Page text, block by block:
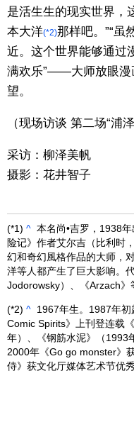
是活生生的现实世界，
本大洋(*2)那样吧。”“虽
近。这个世界能够通过
满欢乐”——大师放眼漫
望。
（现场访谈 第二场“浦
采访：柳泽美帆
摄影：花井智子
(*1) ^本名尚•吉罗，1938年
险记》作者艾尔吉（比利时
幻和奇幻風格作品的大师，
洋等人都产生了巨大影响。
Jodorowsky）、《Arzach》
(*2) ^1967年生。1987年初
Comic Spirits》上刊登连载
年）、《钢筋水泥》（1993
2000年《Go go monster》
侍》获文化厅媒体艺术节优